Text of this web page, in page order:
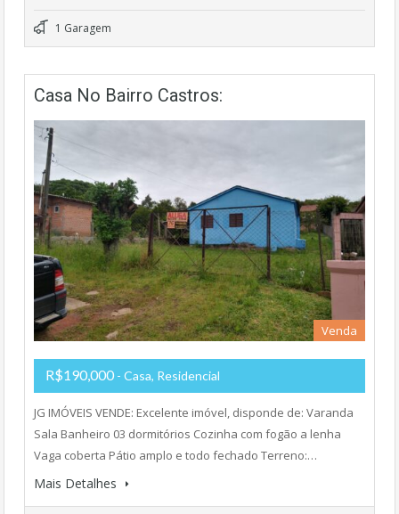
1 Garagem
Casa No Bairro Castros:
Venda
R$190,000 - Casa, Residencial
JG IMÓVEIS VENDE: Excelente imóvel, disponde de: Varanda
Sala Banheiro 03 dormitórios Cozinha com fogão a lenha
Vaga coberta Pátio amplo e todo fechado Terreno:…
Mais Detalhes